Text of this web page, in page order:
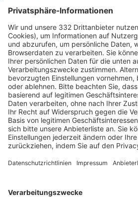
HÄUFIG BESUCHTE SEITEN
Pässe und Vereinswechsel
Trainerausbildung
Schulungsangebot Vereinsmitarbeiter
BFV-Geschäftsstellen
Trainerbörse
Login SpielPlus
FOLGE DEM BFV